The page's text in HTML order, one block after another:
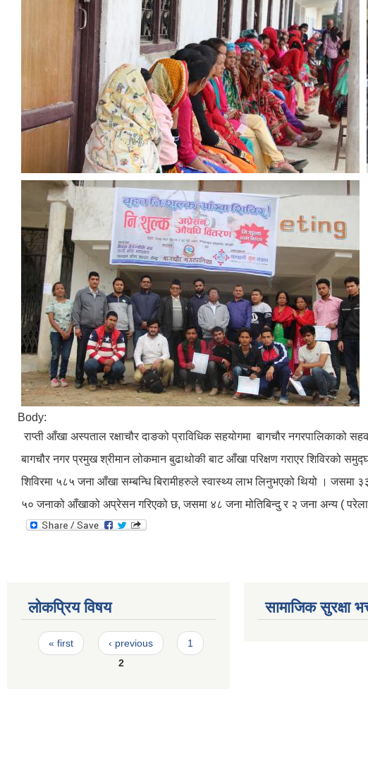
Body:
राप्ती आँखा अस्पताल रक्षाचौर दाङको प्राविधिक सहयोगमा बागचौर नगरपालिकाको
बागचौर नगर प्रमुख श्रीमान लोकमान बुढाथोकी बाट आँखा परिक्षण गराएर शिविरको
शिविरमा ५८५ जना आँखा सम्बन्धि बिरामीहरुले स्वास्थ्य लाभ लिनुभएको थियो । जसमा
५० जनाको आँखाको अप्रेसन गरिएको छ, जसमा ४८ जना मोतिबिन्दु र २ जना अन्य ( परेला
लोकप्रिय विषय
Pages
« first ‹ previous
1
2
सामाजिक सुरक्षा